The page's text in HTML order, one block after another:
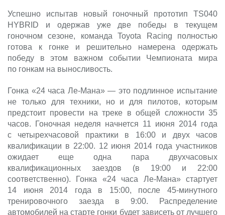
Успешно испытав новый гоночный прототип TS040
HYBRID и одержав уже две победы в текущем
гоночном сезоне, команда Toyota Racing полностью
готова к гонке и решительно намерена одержать
победу в этом важном событии Чемпионата мира
по гонкам на выносливость.
Гонка «24 часа Ле-Мана» — это подлинное испытание
не только для техники, но и для пилотов, которым
предстоит провести на треке в общей сложности 35
часов. Гоночная неделя начнется 11 июня 2014 года
с четырехчасовой практики в 16:00 и двух часов
квалификации в 22:00. 12 июня 2014 года участников
ожидает еще одна пара двухчасовых
квалификационных заездов (в 19:00 и 22:00
соответственно). Гонка «24 часа Ле-Мана» стартует
14 июня 2014 года в 15:00, после 45-минутного
тренировочного заезда в 9:00. Распределение
автомобилей на старте гонки будет зависеть от лучшего